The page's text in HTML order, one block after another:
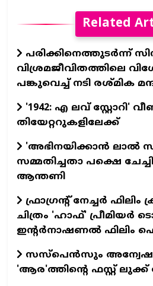
Related
പരിക്കിനെത്തുടർന്ന്
വിശ്രമജീവിതത്തിലെ
പങ്കുവെച്ച് നടി രശ്മിക
'1942: എ ലവ് സ്റ്റോറി'
തിയേറ്ററുകളിലേക്ക്
'അഭിനയിക്കാന്‍ ലാല്‍
സമ്മതിച്ചതാ പക്ഷെ
ആന്തണി
ഫ്രാഗ്രന്റ് നേച്ചര്‍
ചിത്രം 'ഹാഫ്' പ്രീമിയര്‍
ഇന്റര്‍നാഷണല്‍ ഫിലിം
സസ്പെന്‍സും
'ആര'ത്തിന്റെ ഫസ്റ്റ് ലുക്ക്